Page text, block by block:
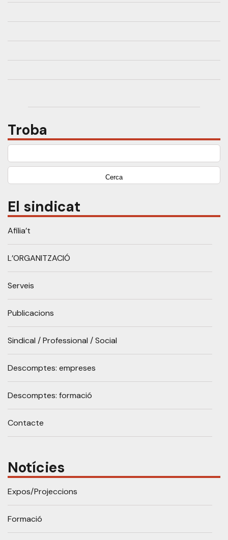
Troba
Cerca:
El sindicat
Afilia’t
L’ORGANITZACIÓ
Serveis
Publicacions
Sindical / Professional / Social
Descomptes: empreses
Descomptes: formació
Contacte
Notícies
Expos/Projeccions
Formació